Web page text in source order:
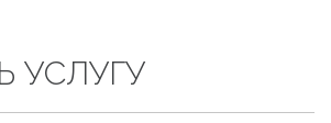
УСЛУГУ